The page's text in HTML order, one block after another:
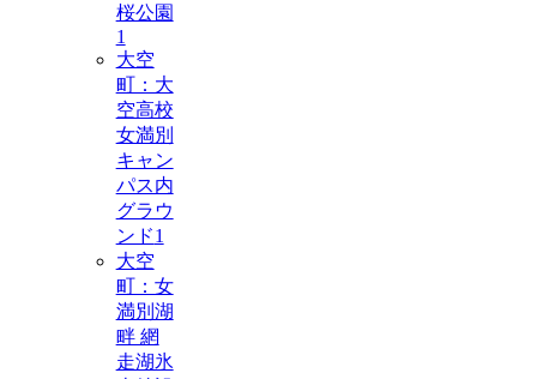
桜公園
1
大空
町：大
空高校
女満別
キャン
パス内
グラウ
ンド1
大空
町：女
満別湖
畔 網
走湖氷